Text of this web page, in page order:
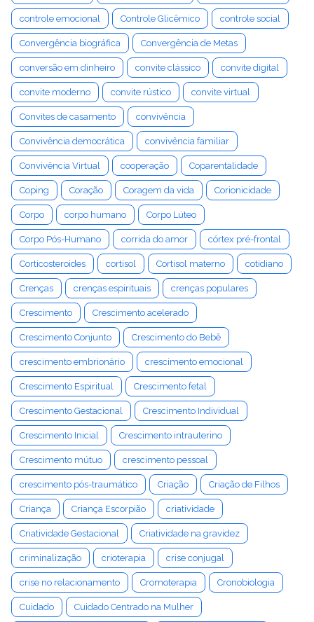
controle emocional Controle Glicêmico controle social
Convergência biográfica Convergência de Metas
conversão em dinheiro convite clássico convite digital
convite moderno convite rústico convite virtual
Convites de casamento convivência
Convivência democrática convivência familiar
Convivência Virtual cooperação Coparentalidade
Coping Coração Coragem da vida Corionicidade
Corpo corpo humano Corpo Lúteo
Corpo Pós-Humano corrida do amor córtex pré-frontal
Corticosteroides cortisol Cortisol materno cotidiano
Crenças crenças espirituais crenças populares
Crescimento Crescimento acelerado
Crescimento Conjunto Crescimento do Bebê
crescimento embrionário crescimento emocional
Crescimento Espiritual Crescimento fetal
Crescimento Gestacional Crescimento Individual
Crescimento Inicial Crescimento intrauterino
Crescimento mútuo crescimento pessoal
crescimento pós-traumático Criação Criação de Filhos
Criança Criança Escorpião criatividade
Criatividade Gestacional Criatividade na gravidez
criminalização crioterapia crise conjugal
crise no relacionamento Cromoterapia Cronobiologia
Cuidado Cuidado Centrado na Mulher